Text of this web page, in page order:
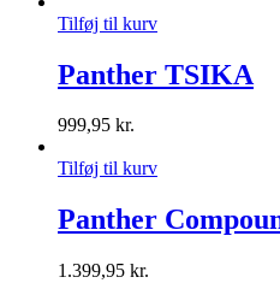
Tilføj til kurv
Panther TSIKA
999,95 kr.
Tilføj til kurv
Panther
1.399,95 kr.